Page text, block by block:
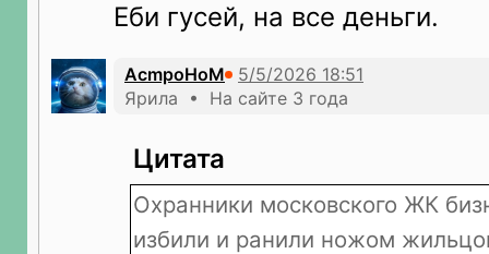
Еби гусей, на все деньги.
AcmpoHoM
Ярила • На сайте 3 года
Цитата
Охранники московского ЖК
избили и ранили ножом